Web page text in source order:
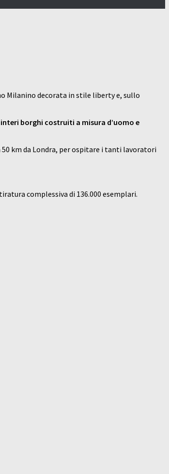
Milanino decorata in stile liberty e, sullo
interi borghi costruiti a misura d’uomo e
50 km da Londra, per ospitare i tanti lavoratori
complessiva di 136.000 esemplari.